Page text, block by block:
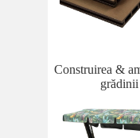
Construirea &
grădinii